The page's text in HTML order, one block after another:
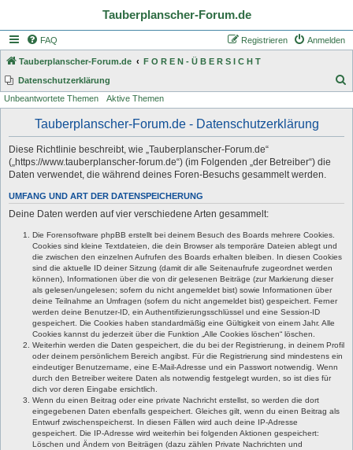
Tauberplanscher-Forum.de
FAQ Anmelden
Registrieren
Tauberplanscher-Forum.de
F O R E N - Ü B E R S I C H T
Datenschutzerklärung
Unbeantwortete Themen Aktive Themen
Tauberplanscher-Forum.de - Datenschutzerklärung
Diese Richtlinie beschreibt, wie „Tauberplanscher-Forum.de“
(„https://www.tauberplanscher-forum.de“) (im Folgenden „der Betreiber“) die
Daten verwendet, die während deines Foren-Besuchs gesammelt werden.
UMFANG UND ART DER DATENSPEICHERUNG
Deine Daten werden auf vier verschiedene Arten gesammelt:
Die Forensoftware phpBB erstellt bei deinem Besuch des Boards mehrere Cookies.
Cookies sind kleine Textdateien, die dein Browser als temporäre Dateien ablegt und
die zwischen den einzelnen Aufrufen des Boards erhalten bleiben. In diesen Cookies
sind die aktuelle ID deiner Sitzung (damit dir alle Seitenaufrufe zugeordnet werden
können), Informationen über die von dir gelesenen Beiträge (zur Markierung dieser
als gelesen/ungelesen; sofern du nicht angemeldet bist) sowie Informationen über
deine Teilnahme an Umfragen (sofern du nicht angemeldet bist) gespeichert. Ferner
werden deine Benutzer-ID, ein Authentifizierungsschlüssel und eine Session-ID
gespeichert. Die Cookies haben standardmäßig eine Gültigkeit von einem Jahr. Alle
Cookies kannst du jederzeit über die Funktion „Alle Cookies löschen“ löschen.
Weiterhin werden die Daten gespeichert, die du bei der Registrierung, in deinem Profil
oder deinem persönlichem Bereich angibst. Für die Registrierung sind mindestens ein
eindeutiger Benutzername, eine E-Mail-Adresse und ein Passwort notwendig. Wenn
durch den Betreiber weitere Daten als notwendig festgelegt wurden, so ist dies für
dich vor deren Eingabe ersichtlich.
Wenn du einen Beitrag oder eine private Nachricht erstellst, so werden die dort
eingegebenen Daten ebenfalls gespeichert. Gleiches gilt, wenn du einen Beitrag als
Entwurf zwischenspeicherst. In diesen Fällen wird auch deine IP-Adresse
gespeichert. Die IP-Adresse wird weiterhin bei folgenden Aktionen gespeichert:
Löschen und Ändern von Beiträgen (dazu zählen Private Nachrichten und